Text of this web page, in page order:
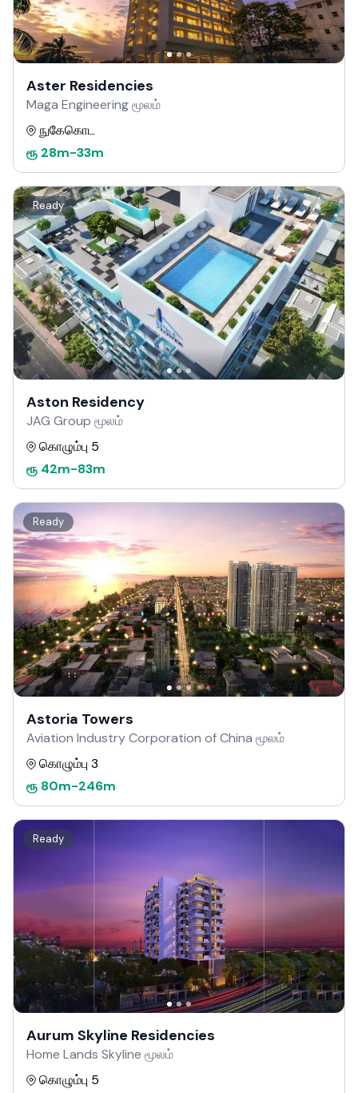
Aster Residencies
Maga Engineering மூலம்
நுகேகொட
ரூ 28m-33m
Ready
Aston Residency
JAG Group மூலம்
கொழும்பு 5
ரூ 42m-83m
Ready
Astoria Towers
Aviation Industry Corporation of China மூலம்
கொழும்பு 3
ரூ 80m-246m
Ready
Aurum Skyline Residencies
Home Lands Skyline மூலம்
கொழும்பு 5